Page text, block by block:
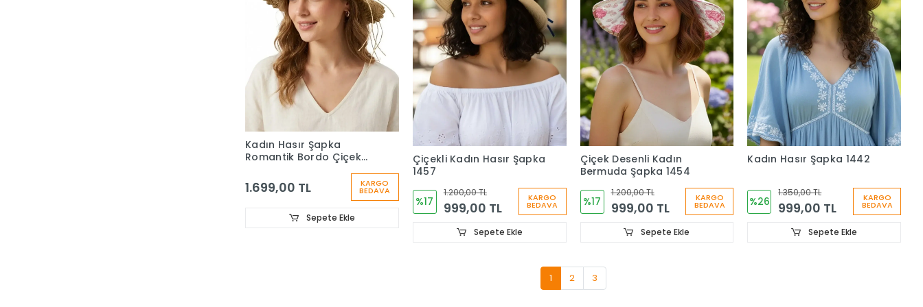
Kadın Hasır Şapka
Romantik Bordo Çiçek
Şapkası - Natürel 1466
1.699,00 TL KARGO
BEDAVA
Sepete Ekle
Çiçekli Kadın Hasır Şapka
1457
%17
1.200,00 TL
999,00 TL
KARGO
BEDAVA
Sepete Ekle
Çiçek Desenli Kadın
Bermuda Şapka 1454
%17
1.200,00 TL
999,00 TL
KARGO
BEDAVA
Sepete Ekle
Kadın Hasır Şapka 1442
%26
1.350,00 TL
999,00 TL
KARGO
BEDAVA
Sepete Ekle
1 2 3